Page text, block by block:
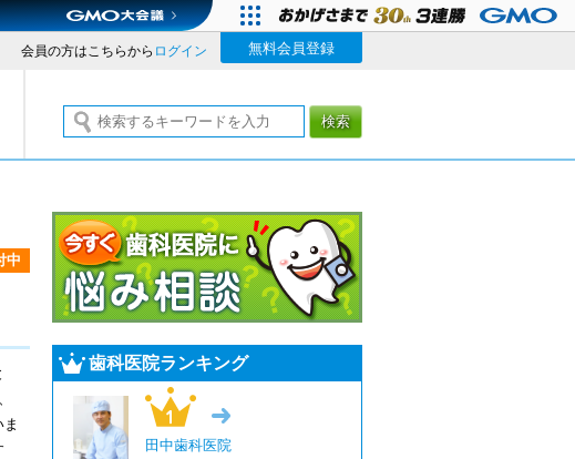
会員の方はこちらから ログイン 無料会員登録
検索
中
歯科医院ランキング
田中歯科医院